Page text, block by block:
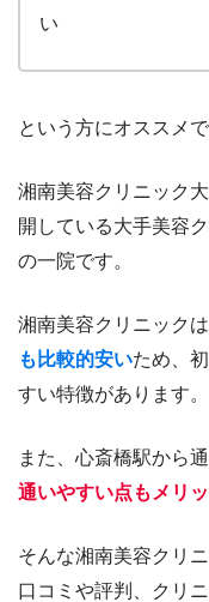
い
という方にオススメで
湘南美容クリニック
開している大手美容
の一院です。
湘南美容クリニックは
も比較的安いため、
すい特徴があります。
また、心斎橋駅から
通いやすい点もメリッ
そんな湘南美容クリ
口コミや評判、クリ